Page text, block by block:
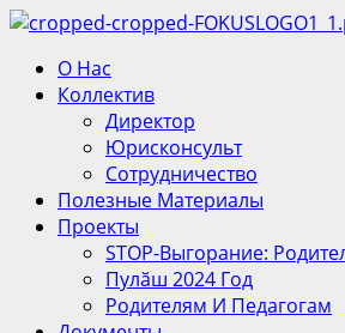
Перейти
содержимому
Основное
меню
О Нас
Коллектив
Директор
Юрисконсульт
Сотрудничество
Полезные Материалы
Проекты
STOP-Выгорание:
Пулӑш 2024 Год
Родителям И Педагогам